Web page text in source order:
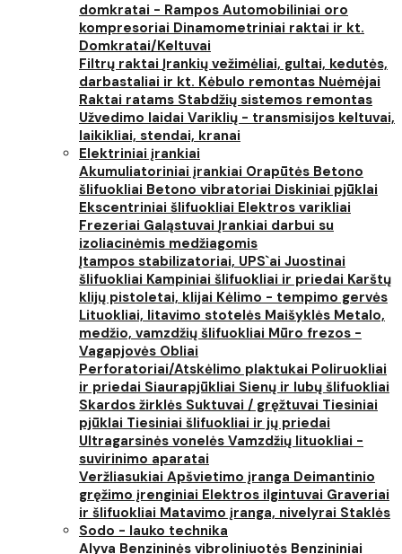
domkratai - Rampos Automobiliniai oro
kompresoriai Dinamometriniai raktai ir kt.
Domkratai/Keltuvai
Filtrų raktai Įrankių vežimėliai, gultai, kedutės,
darbastaliai ir kt. Kėbulo remontas Nuėmėjai
Raktai ratams Stabdžių sistemos remontas
Užvedimo laidai Variklių - transmisijos keltuvai,
laikikliai, stendai, kranai
Elektriniai įrankiai
Akumuliatoriniai įrankiai Orapūtės Betono
šlifuokliai Betono vibratoriai Diskiniai pjūklai
Ekscentriniai šlifuokliai Elektros varikliai
Frezeriai Galąstuvai Įrankiai darbui su
izoliacinėmis medžiagomis
Įtampos stabilizatoriai, UPS`ai Juostinai
šlifuokliai Kampiniai šlifuokliai ir priedai Karštų
klijų pistoletai, klijai Kėlimo - tempimo gervės
Lituokliai, litavimo stotelės Maišyklės Metalo,
medžio, vamzdžių šlifuokliai Mūro frezos -
Vagapjovės Obliai
Perforatoriai/Atskėlimo plaktukai Poliruokliai
ir priedai Siaurapjūkliai Sienų ir lubų šlifuokliai
Skardos žirklės Suktuvai / gręžtuvai Tiesiniai
pjūklai Tiesiniai šlifuokliai ir jų priedai
Ultragarsinės vonelės Vamzdžių lituokliai -
suvirinimo aparatai
Veržliasukiai Apšvietimo įranga Deimantinio
gręžimo įrenginiai Elektros ilgintuvai Graveriai
ir šlifuokliai Matavimo įranga, nivelyrai Staklės
Sodo - lauko technika
Alyva Benzininės vibroliniuotės Benzininiai